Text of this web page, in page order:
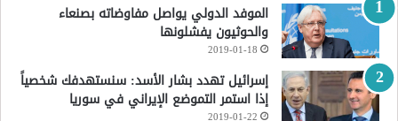
الموفد الدولي يواصل مفاوضاته بصنعاء
والحوثيون يفشلونها
2019-01-18
إسرائيل تهدد بشار الأسد: سنستهدفك شخصياً
إذا استمر التموضع الإيراني في سوريا